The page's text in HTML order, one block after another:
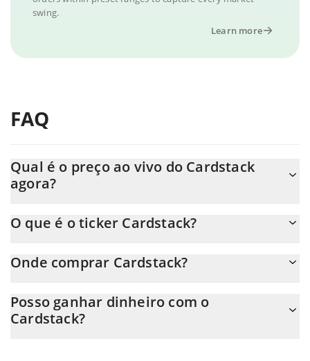
swing.
Learn more
FAQ
Qual é o preço ao vivo do Cardstack
agora?
O que é o ticker Cardstack?
Onde comprar Cardstack?
transferência p2p. E a melhor maneira de trocar Cardstack é
através de um bot de 3commas.
Posso ganhar dinheiro com o
Cardstack?